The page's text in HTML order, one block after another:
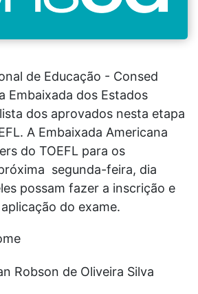
de Educação - Consed
Embaixada dos Estados
dos aprovados nesta etapa
A Embaixada Americana
do TOEFL para os
segunda-feira, dia
possam fazer a inscrição e
do exame.
Robson de Oliveira Silva